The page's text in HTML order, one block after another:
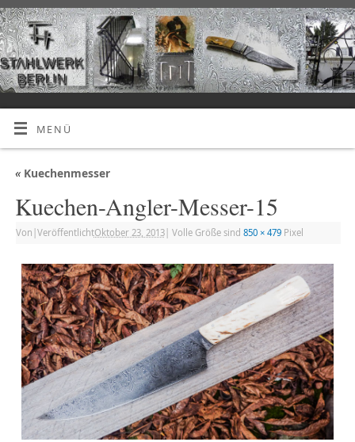
MENÜ
«Kuechenmesser
Kuechen-Angler-Messer-15
Von |VeröffentlichtOktober 23, 2013| Volle Größe sind 850 × 479Pixel